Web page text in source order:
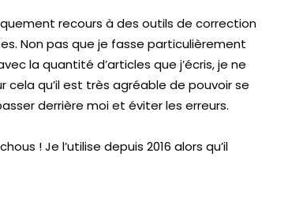
recours à des outils de correction
Non pas que je fasse particulièrement
la quantité d’articles que j’écris, je ne
cela qu’il est très agréable de pouvoir se
derrière moi et éviter les erreurs.
! Je l’utilise depuis 2016 alors qu’il